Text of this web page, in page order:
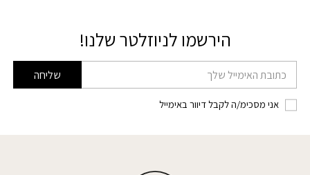
הירשמו לניוזלטר שלנו!
דוא׳׳ל שליחה
אני מסכימ/ה לקבל דיוור באימייל